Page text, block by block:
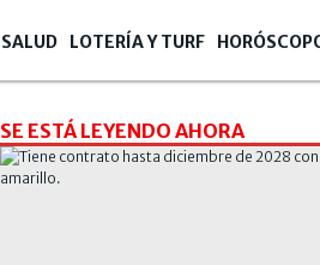
SALUD LOTERÍA Y TURF
SE ESTÁ LEYENDO AHORA